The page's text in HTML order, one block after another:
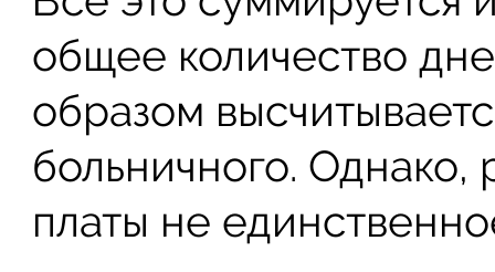
общее количество
образом
больничного. Однако,
платы не